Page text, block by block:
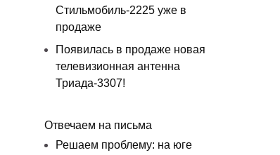
Стильмобиль-2225 уже в
продаже
Появилась в продаже новая
телевизионная антенна
Триада-3307!
Отвечаем на письма
Решаем проблему: на юге